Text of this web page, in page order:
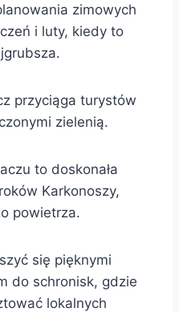
zimowych
i luty, kiedy to
przyciąga turystów
zielenią.
to doskonała
Karkonoszy,
powietrza.
się pięknymi
do schronisk, gdzie
lokalnych